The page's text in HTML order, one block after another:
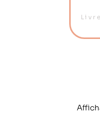
Livre